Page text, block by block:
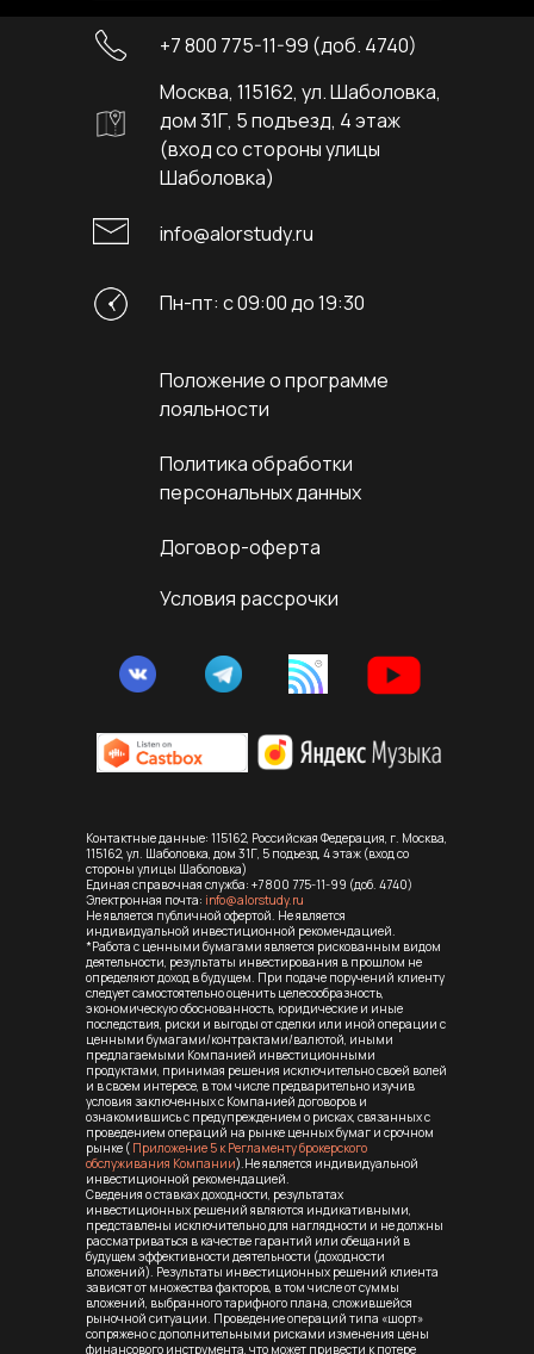
+7 800 775-11-99 (доб. 4740)
Москва, 115162, ул. Шаболовка,
дом 31Г, 5 подъезд, 4 этаж
(вход со стороны улицы
Шаболовка)
info@alorstudy.ru
Пн-пт: с 09:00 до 19:30
Договор-оферта
Положение о программе
лояльности
Политика обработки
персональных данных
Условия рассрочки
Контактные данные: 115162, Российская Федерация, г. Москва,
115162, ул. Шаболовка, дом 31Г, 5 подъезд, 4 этаж (вход со
стороны улицы Шаболовка)
Единая справочная служба: +7 800 775-11-99 (доб. 4740)
Электронная почта: info@alorstudy.ru
Не является публичной офертой. Не является
индивидуальной инвестиционной рекомендацией.
*Работа с ценными бумагами является рискованным видом
деятельности, результаты инвестирования в прошлом не
определяют доход в будущем. При подаче поручений клиенту
следует самостоятельно оценить целесообразность,
экономическую обоснованность, юридические и иные
последствия, риски и выгоды от сделки или иной операции с
ценными бумагами/контрактами/валютой, иными
предлагаемыми Компанией инвестиционными
продуктами, принимая решения исключительно своей волей
и в своем интересе, в том числе предварительно изучив
условия заключенных с Компанией договоров и
ознакомившись с предупреждением о рисках, связанных с
проведением операций на рынке ценных бумаг и срочном
рынке ( Приложение 5 к Регламенту брокерского
обслуживания Компании).Не является индивидуальной
инвестиционной рекомендацией.
Сведения о ставках доходности, результатах
инвестиционных решений являются индикативными,
представлены исключительно для наглядности и не должны
рассматриваться в качестве гарантий или обещаний в
будущем эффективности деятельности (доходности
вложений). Результаты инвестиционных решений клиента
зависят от множества факторов, в том числе от суммы
вложений, выбранного тарифного плана, сложившейся
рыночной ситуации. Проведение операций типа «шорт»
сопряжено с дополнительными рисками изменения цены
финансового инструмента, что может привести к потере